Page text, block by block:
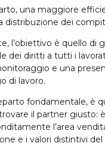
una maggiore
distribuzione dei
l’obiettivo è quello di
dei diritti a tutti i
e una
di lavoro.
fondamentale, è
il partner giusto:
l’area
e i valori distintivi del